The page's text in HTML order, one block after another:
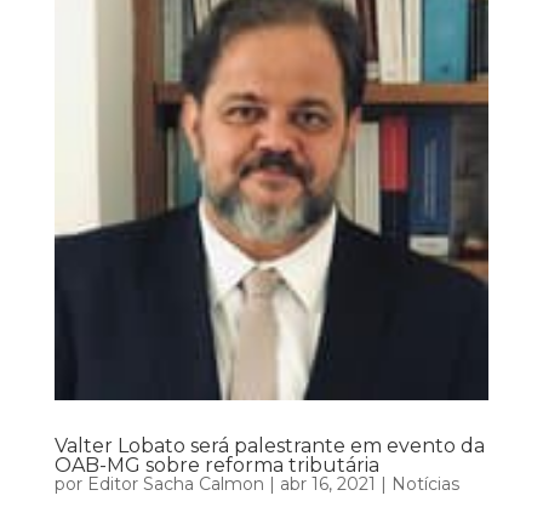
Valter Lobato será palestrante em evento da
OAB-MG sobre reforma tributária
por Editor Sacha Calmon | abr 16, 2021 | Notícias